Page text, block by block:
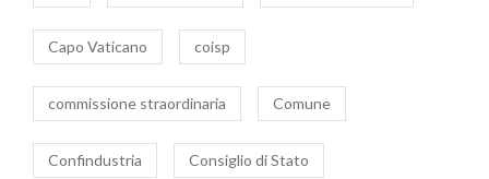
Capo Vaticano coisp
commissione straordinaria Comune
Confindustria Consiglio di Stato